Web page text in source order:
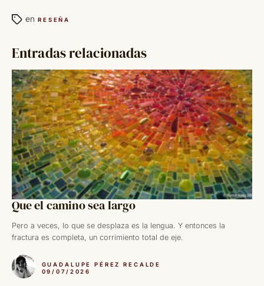
en RESEÑA
Entradas relacionadas
Que el camino sea largo
Pero a veces, lo que se desplaza es la lengua. Y entonces la
fractura es completa, un corrimiento total de eje.
GUADALUPE PÉREZ RECALDE
09/07/2026